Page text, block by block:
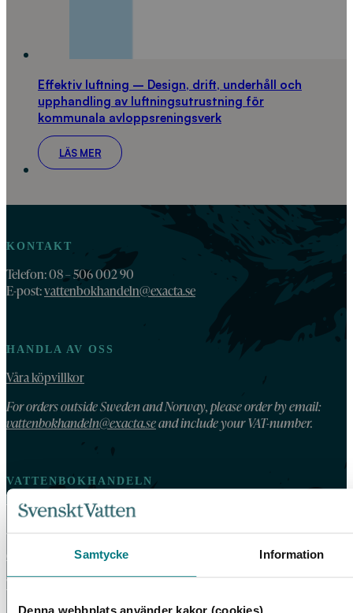
Samtycke Information
Denna webbplats använder kakor (cookies)
Effektiv luftning – Design, drift, underhåll och
upphandling av luftningsutrustning för
kommunala avloppsreningsverk
LÄS MER
KONTAKT
Telefon: 08 – 506 002 90
E-post:vattenbokhandeln@exacta.se
HANDLA AV OSS
Våra köpvillkor
For orders outside Sweden and Norway, please order by email:
vattenbokhandeln@exacta.seand include your VAT-number.
VATTENBOKHANDELN
Vattenbokhandeln ägs och drivs av Svenskt Vatten.
Vi behandlar dina personuppgifter enligt Svenskt Vattens
dataskyddspolicy.
Tillgänglighetsredogörelse